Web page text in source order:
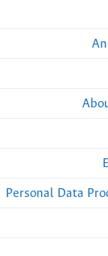
Personal Data